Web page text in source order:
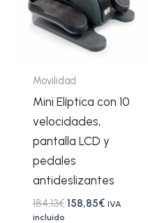
Movilidad
Mini Elíptica con 10
velocidades,
pantalla LCD y
pedales
antideslizantes
184,13€ 158,85€ IVA
incluido